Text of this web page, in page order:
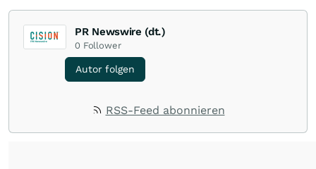
PR Newswire (dt.)
0 Follower
Autor folgen
RSS-Feed abonnieren